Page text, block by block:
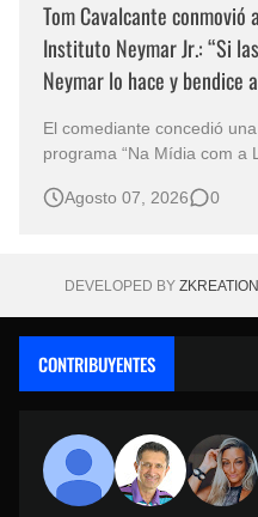
Tom Cavalcante
Instituto Neymar Jr.: “Si
Neymar lo hace y bendice
El comediante concedió
programa “Na Mídia com a
eventos benéficos más importantes
Agosto 07, 2026 0
DEVELOPED BY
CONTRIBUYENTES